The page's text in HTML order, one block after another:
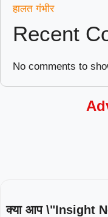
हालत गंभीर
Recent
No comments to
क्या आप \"Insight